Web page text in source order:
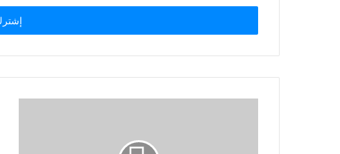
الإلكتروني